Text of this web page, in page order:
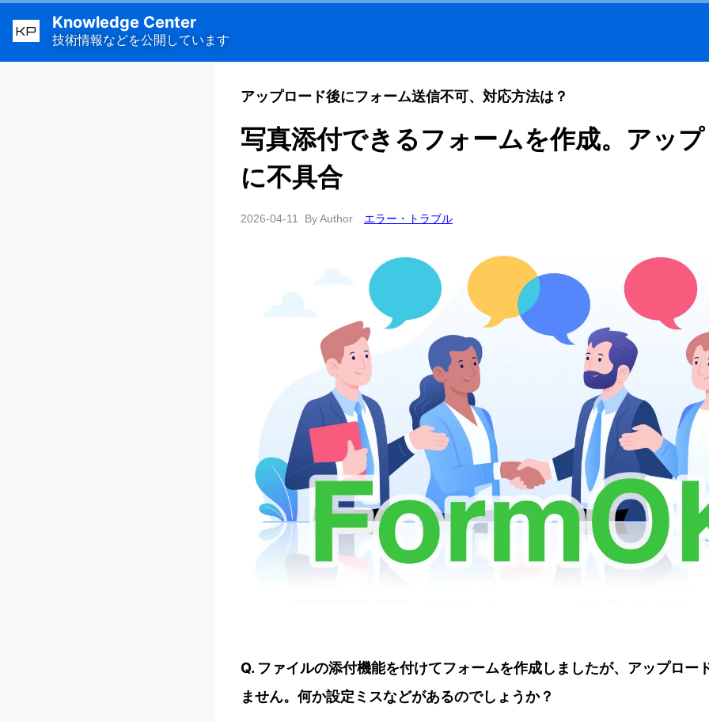
KP Knowledge Center
技術情報などを公開しています
アップロード後にフォーム送信不可、対応方法は？
写真添付できるフォームを作成。アッ
に不具合
2026-04-11 By Author エラー・トラブル
Q. ファイルの添付機能を付けてフォームを作成しましたが、アップロー
ません。何か設定ミスなどがあるのでしょうか？